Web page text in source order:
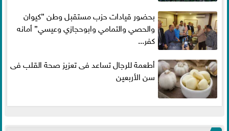
بحضور قيادات حزب مستقبل وطن ”كيوان
والحصي والتمامي وابوحجازي وعيسي” أمانه
كفر...
أطعمة للرجال تساعد فى تعزيز صحة القلب فى
سن الأربعين